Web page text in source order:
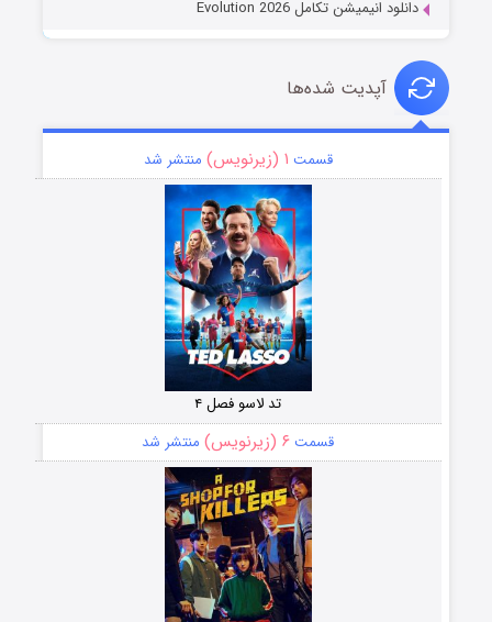
دانلود انیمیشن تکامل Evolution 2026
آپدیت شده‌ها
قسمت ۱ (زیرنویس) منتشر شد
تد لاسو فصل ۴
قسمت ۶ (زیرنویس) منتشر شد